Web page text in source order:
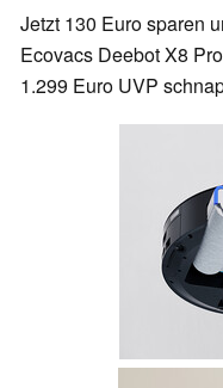
Jetzt 130 Euro sparen
Ecovacs Deebot X8
1.299 Euro UVP